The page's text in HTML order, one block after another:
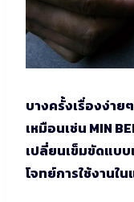
บางครั้งเรื่องง่าย
เหมือนเช่น MIN
เปลี่ยนเข็มขัดแบ
โจทย์การใช้งานใ